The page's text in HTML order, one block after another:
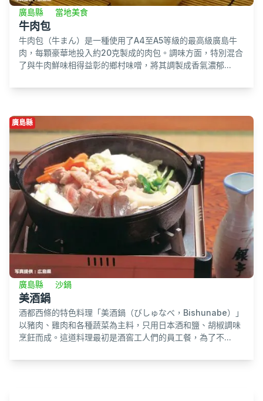
廣島縣 當地美食
牛肉包
牛肉包（牛まん）是一種使用了A4至A5等級的最高級廣島牛
肉，每顆豪華地投入約20克製成的肉包。調味方面，特別混合
了與牛肉鮮味相得益彰的鄉村味噌，將其調製成香氣濃郁...
廣島縣
廣島縣 沙鍋
美酒鍋
酒都西條的特色料理「美酒鍋（びしゅなべ，Bishunabe）」
以豬肉、雞肉和各種蔬菜為主料，只用日本酒和鹽、胡椒調味
烹飪而成。這道料理最初是酒窖工人們的員工餐，為了不...